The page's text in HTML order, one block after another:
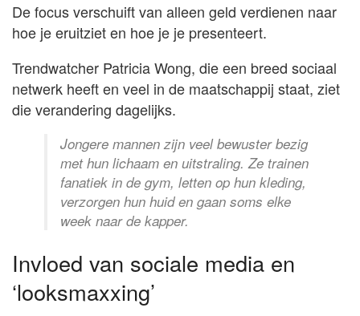
De focus verschuift van alleen geld verdienen naar
hoe je eruitziet en hoe je je presenteert.
Trendwatcher Patricia Wong, die een breed sociaal
netwerk heeft en veel in de maatschappij staat, ziet
die verandering dagelijks.
Jongere mannen zijn veel bewuster bezig
met hun lichaam en uitstraling. Ze trainen
fanatiek in de gym, letten op hun kleding,
verzorgen hun huid en gaan soms elke
week naar de kapper.
Invloed van sociale media en
‘looksmaxxing’